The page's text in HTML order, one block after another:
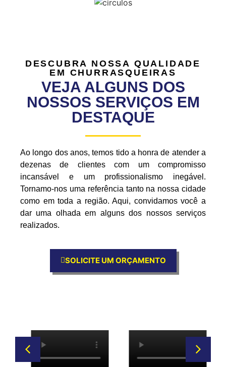
DESCUBRA NOSSA QUALIDADE
EM CHURRASQUEIRAS
VEJA ALGUNS DOS
NOSSOS SERVIÇOS EM
DESTAQUE
Ao longo dos anos, temos tido a honra de atender a
dezenas de clientes com um compromisso
incansável e um profissionalismo inegável.
Tornamo-nos uma referência tanto na nossa cidade
como em toda a região. Aqui, convidamos você a
dar uma olhada em alguns dos nossos serviços
realizados.
SOLICITE UM ORÇAMENTO